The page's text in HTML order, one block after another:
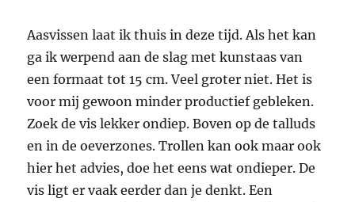
Aasvissen laat ik thuis in deze tijd. Als het kan
ga ik werpend aan de slag met kunstaas van
een formaat tot 15 cm. Veel groter niet. Het is
voor mij gewoon minder productief gebleken.
Zoek de vis lekker ondiep. Boven op de talluds
en in de oeverzones. Trollen kan ook maar ook
hier het advies, doe het eens wat ondieper. De
vis ligt er vaak eerder dan je denkt. Een